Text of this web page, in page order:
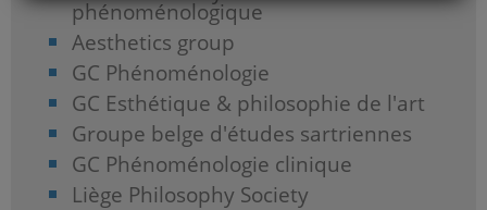
phénoménologique
Aesthetics group
GC Phénoménologie
GC Esthétique & philosophie de l'art
Groupe belge d'études sartriennes
GC Phénoménologie clinique
Liège Philosophy Society